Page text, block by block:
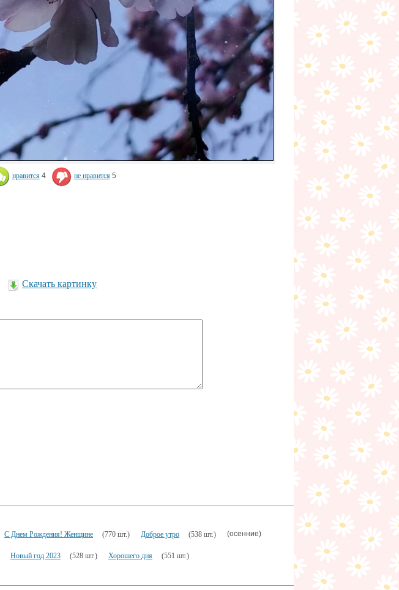
нравится 4 не нравится 5
Скачать картинку
С Днем Рождения! Женщине (770 шт.) Доброе утро (538 шт.) (осенние)
Новый год 2023 (528 шт.) Хорошего дня (551 шт.)